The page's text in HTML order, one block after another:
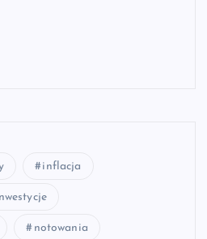
inflacja
notowania